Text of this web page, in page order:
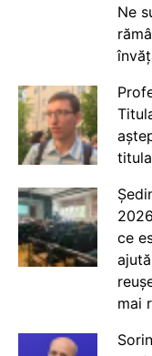
Ne
ce
mai